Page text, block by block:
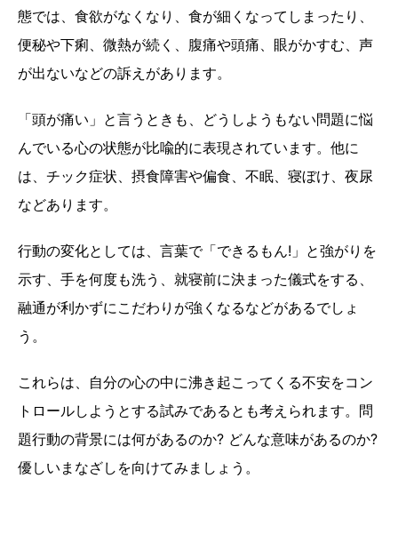
態では、食欲がなくなり、食が細くなってしまったり、
便秘や下痢、微熱が続く、腹痛や頭痛、眼がかすむ、声
が出ないなどの訴えがあります。
「頭が痛い」と言うときも、どうしようもない問題に悩
んでいる心の状態が比喩的に表現されています。他に
は、チック症状、摂食障害や偏食、不眠、寝ぼけ、夜尿
などあります。
行動の変化としては、言葉で「できるもん!」と強がりを
示す、手を何度も洗う、就寝前に決まった儀式をする、
融通が利かずにこだわりが強くなるなどがあるでしょ
う。
これらは、自分の心の中に沸き起こってくる不安をコン
トロールしようとする試みであるとも考えられます。問
題行動の背景には何があるのか? どんな意味があるのか?
優しいまなざしを向けてみましょう。